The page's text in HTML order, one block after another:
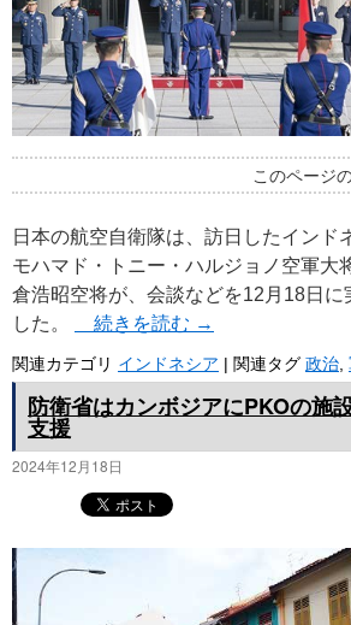
このページ
日本の航空自衛隊は、訪日したインド
モハマド・トニー・ハルジョノ空軍大
倉浩昭空将が、会談などを12月18日に
した。
続きを読む →
関連カテゴリ インドネシア | 関連タグ 政治
防衛省はカンボジアにPKOの施
支援
2024年12月18日